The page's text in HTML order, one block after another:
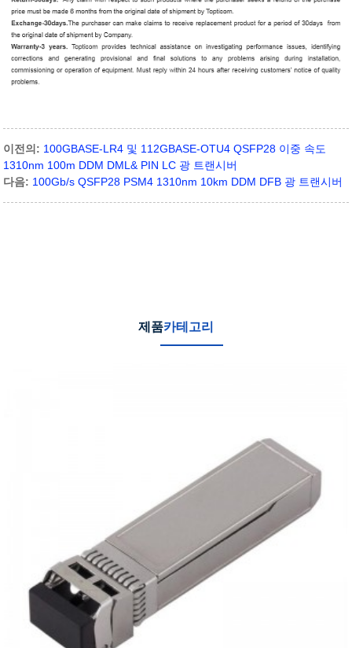
이전의: 100GBASE-LR4 및 112GBASE-OTU4 QSFP28 이중 속도
1310nm 100m DDM DML& PIN LC 광 트랜시버
다음: 100Gb/s QSFP28 PSM4 1310nm 10km DDM DFB 광 트랜시버
제품카테고리